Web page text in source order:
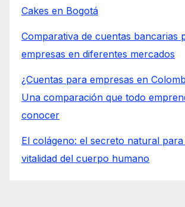
Cakes en Bogotá
Comparativa de cuentas bancarias
empresas en diferentes mercados
¿Cuentas para empresas en
Una comparación que todo
conocer
El colágeno: el secreto natural
vitalidad del cuerpo humano